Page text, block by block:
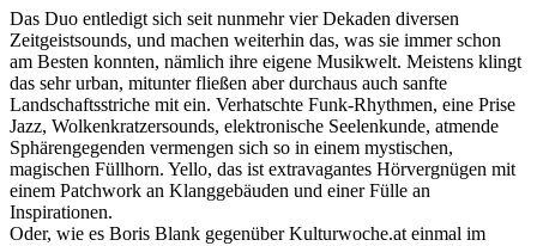
Das Duo entledigt sich seit nunmehr vier Dekaden diversen
Zeitgeistsounds, und machen weiterhin das, was sie immer schon
am Besten konnten, nämlich ihre eigene Musikwelt. Meistens klingt
das sehr urban, mitunter fließen aber durchaus auch sanfte
Landschaftsstriche mit ein. Verhatschte Funk-Rhythmen, eine Prise
Jazz, Wolkenkratzersounds, elektronische Seelenkunde, atmende
Sphärengegenden vermengen sich so in einem mystischen,
magischen Füllhorn. Yello, das ist extravagantes Hörvergnügen mit
einem Patchwork an Klanggebäuden und einer Fülle an
Inspirationen.
Oder, wie es Boris Blank gegenüber Kulturwoche.at einmal im